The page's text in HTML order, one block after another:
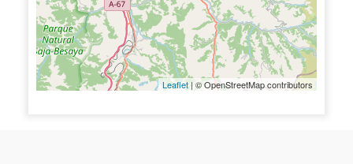
Leaflet | © OpenStreetMap contributors